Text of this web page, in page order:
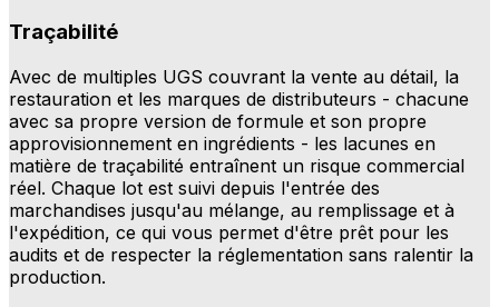
Traçabilité
Avec de multiples UGS couvrant la vente au détail, la
restauration et les marques de distributeurs - chacune
avec sa propre version de formule et son propre
approvisionnement en ingrédients - les lacunes en
matière de traçabilité entraînent un risque commercial
réel. Chaque lot est suivi depuis l'entrée des
marchandises jusqu'au mélange, au remplissage et à
l'expédition, ce qui vous permet d'être prêt pour les
audits et de respecter la réglementation sans ralentir la
production.